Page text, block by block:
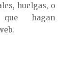
huelgas, o
que hagan